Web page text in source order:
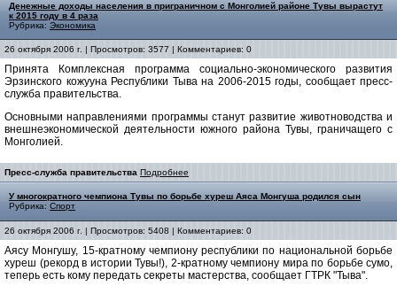
Денежные доходы населения в приграничном с Монголией районе Тувы вырастут
к 2015 году в 4 раза
Рубрика: Экономика
26 октября 2006 г. | Просмотров: 3577 | Комментариев: 0
Принята Комплексная программа социально-экономического развития
Эрзинского кожууна Республики Тыва на 2006-2015 годы, сообщает пресс-
служба правительства.
Основными направлениями программы станут развитие животноводства и
внешнеэкономической деятельности южного района Тувы, граничащего с
Монголией.
Пресс-служба правительства Подробнее
У многократного чемпиона Тувы по борьбе хуреш Аяса Монгуша родился сын
Рубрика: Спорт
26 октября 2006 г. | Просмотров: 5408 | Комментариев: 0
Аясу Монгушу, 15-кратному чемпиону республики по национальной борьбе
хуреш (рекорд в истории Тувы!), 2-кратному чемпиону мира по борьбе сумо,
теперь есть кому передать секреты мастерства, сообщает ГТРК "Тыва".